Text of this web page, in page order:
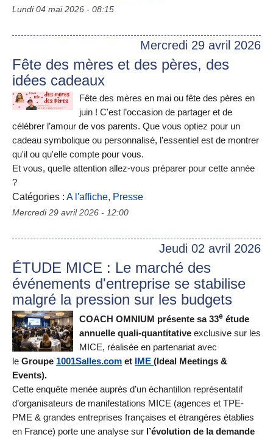
Lundi 04 mai 2026 - 08:15
Mercredi 29 avril 2026
Fête des mères et des pères, des
idées cadeaux
Fête des mères en mai ou fête des pères en
juin ! C'est l’occasion de partager et de
célébrer l’amour de vos parents. Que vous optiez pour un
cadeau symbolique ou personnalisé, l’essentiel est de montrer
qu'il ou qu'elle compte pour vous.
Et vous, quelle attention allez-vous préparer pour cette année
?
Catégories : A l'affiche, Presse
Mercredi 29 avril 2026 - 12:00
Jeudi 02 avril 2026
ÉTUDE MICE : Le marché des
événements d'entreprise se stabilise
malgré la pression sur les budgets
COACH OMNIUM présente sa 33e étude
annuelle quali-quantitative exclusive sur les
MICE, réalisée en partenariat avec
le Groupe 1001Salles.com et IME (Ideal Meetings &
Events).
Cette enquête menée auprès d’un échantillon représentatif
d’organisateurs de manifestations MICE (agences et TPE-
PME & grandes entreprises françaises et étrangères établies
en France) porte une analyse sur l’évolution de la demande